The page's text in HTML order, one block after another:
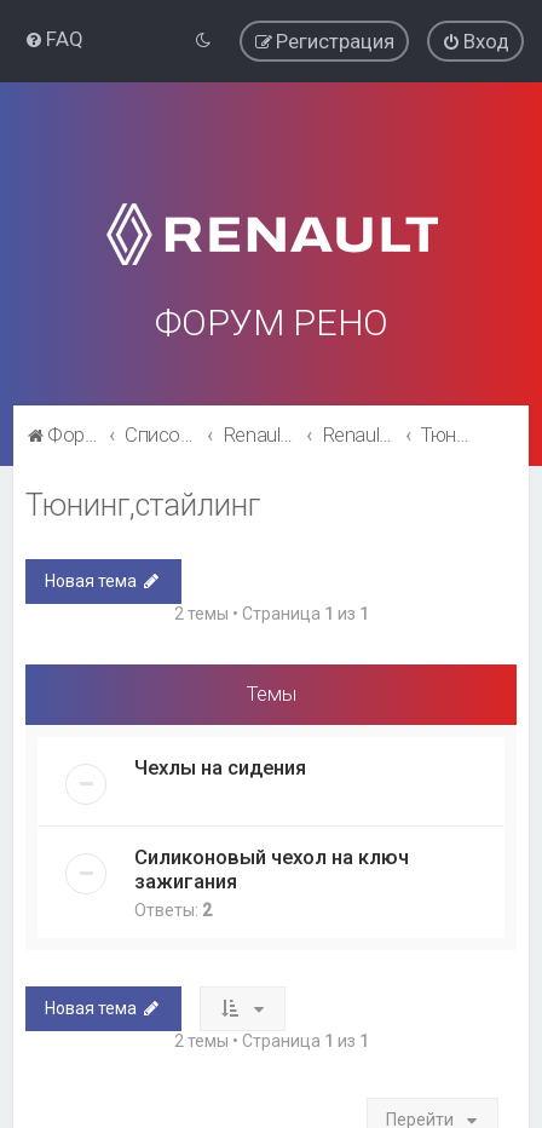
FAQ Вход
Регистрация
ФОРУМ РЕНО
Форум Рено Список форумов Renault Clio Renault Clio Тюнинг,стайлинг
Тюнинг,стайлинг
Новая тема
2 темы • Страница 1 из 1
Темы
Чехлы на сидения
Силиконовый чехол на ключ
зажигания
Ответы: 2
Новая тема
2 темы • Страница 1 из 1
Перейти